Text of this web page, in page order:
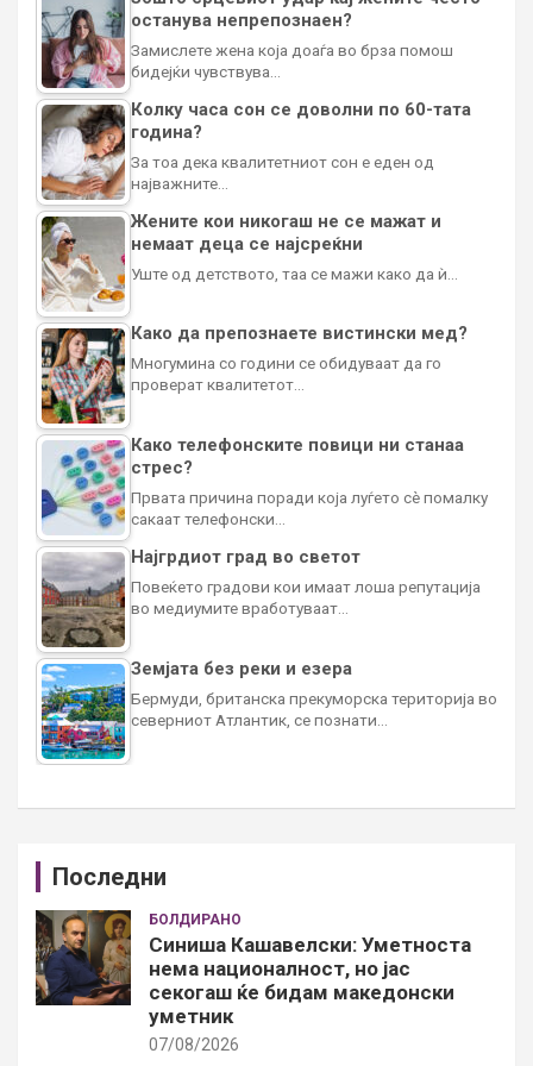
останува непрепознаен?
Замислете жена која доаѓа во брза помош
бидејќи чувствува…
Колку часа сон се доволни по 60-тата
година?
За тоа дека квалитетниот сон е еден од
најважните…
Жените кои никогаш не се мажат и
немаат деца се најсреќни
Уште од детството, таа се мажи како да ѝ…
Како да препознаете вистински мед?
Многумина со години се обидуваат да го
проверат квалитетот…
Како телефонските повици ни станаа
стрес?
Првата причина поради која луѓето сè помалку
сакаат телефонски…
Најгрдиот град во светот
Повеќето градови кои имаат лоша репутација
во медиумите вработуваат…
Земјата без реки и езера
Бермуди, британска прекуморска територија во
северниот Атлантик, се познати…
Последни
БОЛДИРАНО
Синиша Кашавелски: Уметноста
нема националност, но јас
секогаш ќе бидам македонски
уметник
07/08/2026